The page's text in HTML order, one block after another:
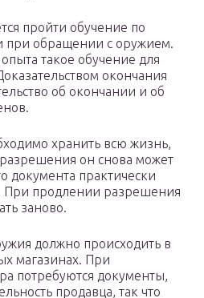
пройти обучение по
при обращении с оружием.
такое обучение для
окончания
об окончании и об
хранить всю жизнь,
он снова может
документа практически
При продлении разрешения
заново.
должно происходить в
магазинах. При
потребуются документы,
продавца, так что